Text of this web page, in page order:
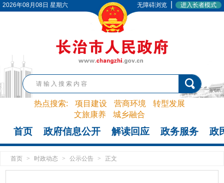
2026年08月08日 星期六 无障碍浏览 进入长者模式
热点搜索: 项目建设 营商环境
转型发展
文旅康养
城乡融合
首页 政府信息公开 解读回应 政务服务 政
首页 > 时政动态 > 公示公告 > 正文